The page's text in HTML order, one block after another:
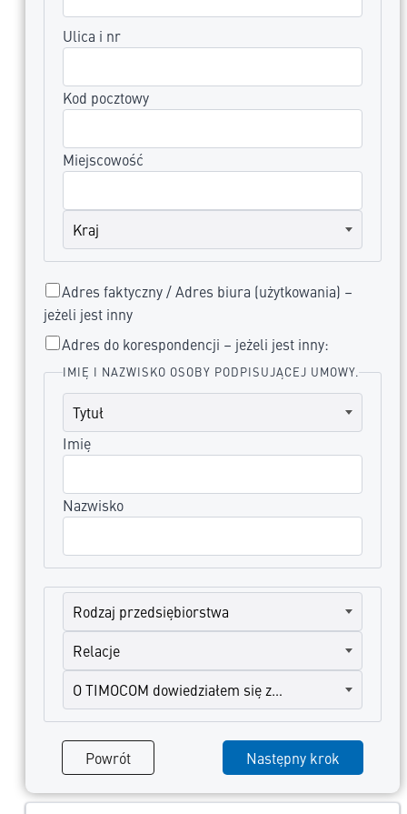
Ulica i nr
Kod pocztowy
Miejscowość
Adres faktyczny / Adres biura (użytkowania) –
jeżeli jest inny
Adres do korespondencji – jeżeli jest inny:
IMIĘ I NAZWISKO OSOBY PODPISUJĄCEJ UMOWY.
Imię
Nazwisko
Powrót Następny krok